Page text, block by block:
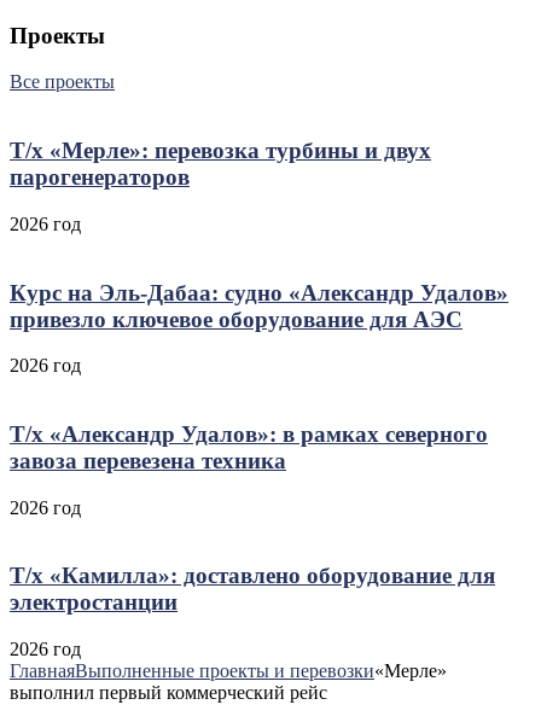
Проекты
Все проекты
Т/х «Мерле»: перевозка турбины и двух
парогенераторов
2026 год
Курс на Эль‑Дабаа: судно «Александр Удалов»
привезло ключевое оборудование для АЭС
2026 год
Т/х «Александр Удалов»: в рамках северного
завоза перевезена техника
2026 год
Т/х «Камилла»: доставлено оборудование для
электростанции
2026 год
ГлавнаяВыполненные проекты и перевозки«Мерле»
выполнил первый коммерческий рейс